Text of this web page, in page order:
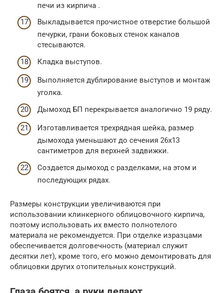
печи из кирпича .
Выкладывается прочистное отверстие большой
печурки, грани боковых стенок каналов
стесываются.
Кладка выступов.
Выполняется дублирование выступов и монтаж
уголка.
Дымоход БП перекрывается аналогично 19 ряду.
Изготавливается трехрядная шейка, размер
дымохода уменьшают до сечения 26х13
сантиметров для верхней задвижки.
Создается дымоход с разделками, на этом и
последующих рядах.
Размеры конструкции увеличиваются при
использовании клинкерного облицовочного кирпича,
поэтому использовать их вместо полнотелого
материала не рекомендуется. При отделке изразцами
обеспечивается долговечность (материал служит
десятки лет), кроме того, его можно демонтировать для
облицовки других отопительных конструкций.